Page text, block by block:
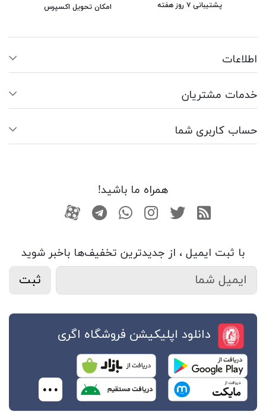
پشتیبانی ۷ روز هفته امکان تحویل اکسپرس
اطلاعات
خدمات مشتریان
حساب کاربری شما
همراه ما باشید!
RSS توییتراینستاگرام
واتساپتلگرامآپارات
با ثبت ایمیل ، از جدید‌ترین تخفیف‌ها با‌خبر شوید
ثبت
دانلود اپلیکیشن فروشگاه اگری